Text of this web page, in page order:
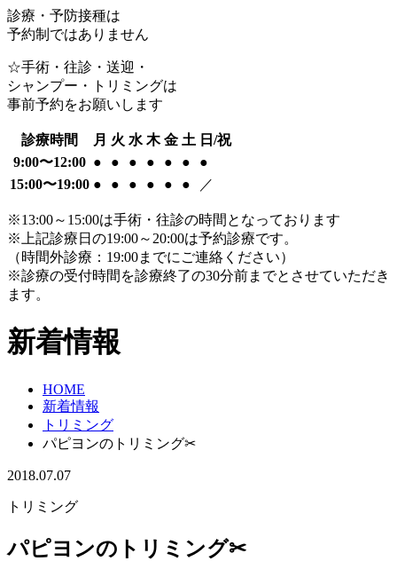
診療・予防接種は
予約制ではありません
☆手術・往診・送迎・
シャンプー・トリミングは
事前予約をお願いします
診療時間 月 火 水 木 金 土 日/祝
9:00〜12:00 ● ● ● ● ● ●
●
15:00〜19:00 ● ● ● ● ● ● ／
※13:00～15:00は手術・往診の時間となっております
※上記診療日の19:00～20:00は予約診療です。
（時間外診療：19:00までにご連絡ください）
※診療の受付時間を診療終了の30分前までとさせていただき
ます。
新着情報
HOME
新着情報
トリミング
パピヨンのトリミング✂
2018.07.07
トリミング
パピヨンのトリミング✂